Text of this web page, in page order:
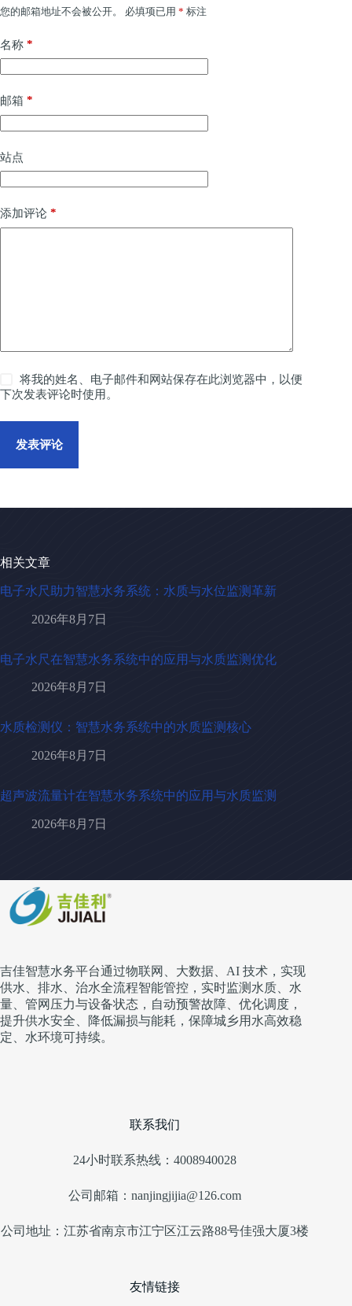
您的邮箱地址不会被公开。 必填项已用 * 标注
名称 *
邮箱 *
站点
添加评论 *
将我的姓名、电子邮件和网站保存在此浏览器中，以便
下次发表评论时使用。
发表评论
相关文章
电子水尺助力智慧水务系统：水质与水位监测革新
2026年8月7日
电子水尺在智慧水务系统中的应用与水质监测优化
2026年8月7日
水质检测仪：智慧水务系统中的水质监测核心
2026年8月7日
超声波流量计在智慧水务系统中的应用与水质监测
2026年8月7日
吉佳智慧水务平台通过物联网、大数据、AI 技术，实现
供水、排水、治水全流程智能管控，实时监测水质、水
量、管网压力与设备状态，自动预警故障、优化调度，
提升供水安全、降低漏损与能耗，保障城乡用水高效稳
定、水环境可持续。
联系我们
24小时联系热线：4008940028
公司邮箱：nanjingjijia@126.com
公司地址：江苏省南京市江宁区江云路88号佳强大厦3楼
友情链接